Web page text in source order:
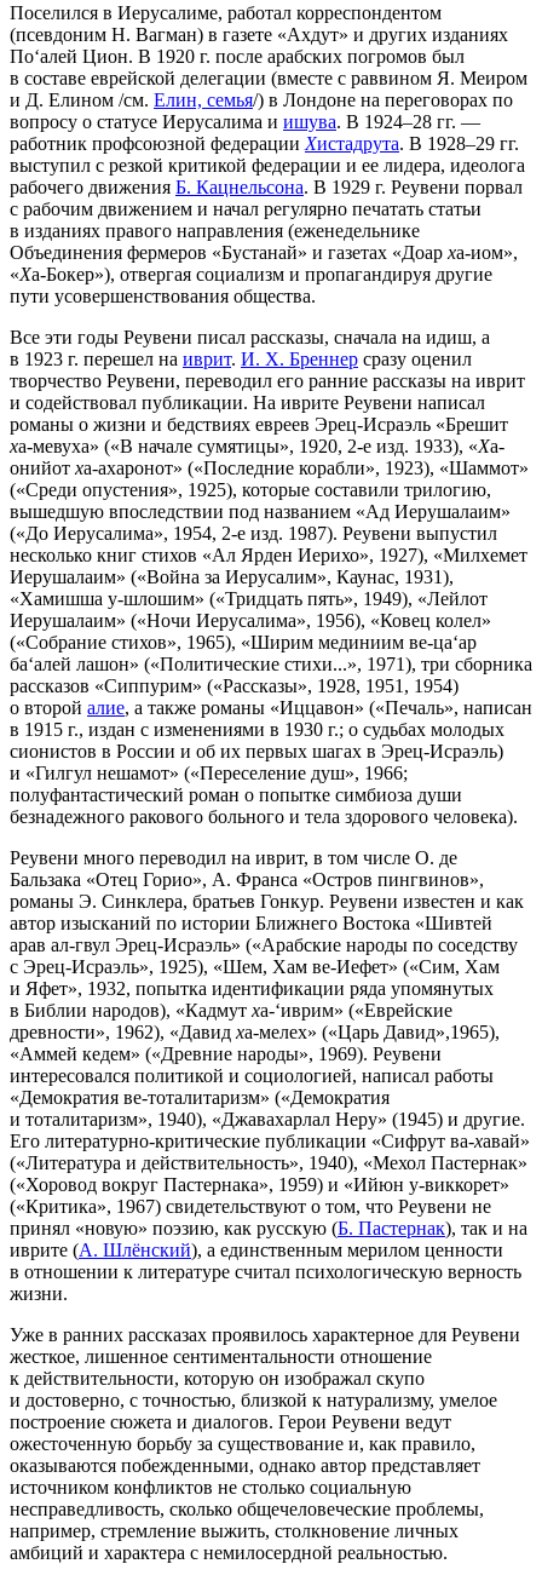
Поселился в Иерусалиме, работал корреспондентом
(псевдоним Н. Вагман) в газете «Ахдут» и других изданиях
По‘алей Цион. В 1920 г. после арабских погромов был
в составе еврейской делегации (вместе с раввином Я. Меиром
и Д. Елином /см. Елин, семья/) в Лондоне на переговорах по
вопросу о статусе Иерусалима и ишува. В 1924–28 гг. —
работник профсоюзной федерации Хистадрута. В 1928–29 гг.
выступил с резкой критикой федерации и ее лидера, идеолога
рабочего движения Б. Кацнельсона. В 1929 г. Реувени порвал
с рабочим движением и начал регулярно печатать статьи
в изданиях правого направления (еженедельнике
Объединения фермеров «Бустанай» и газетах «Доар ха-иом»,
«Ха-Бокер»), отвергая социализм и пропагандируя другие
пути усовершенствования общества.
Все эти годы Реувени писал рассказы, сначала на идиш, а
в 1923 г. перешел на иврит. И. Х. Бреннер сразу оценил
творчество Реувени, переводил его ранние рассказы на иврит
и содействовал публикации. На иврите Реувени написал
романы о жизни и бедствиях евреев Эрец-Исраэль «Брешит
ха-мевуха» («В начале сумятицы», 1920, 2-е изд. 1933), «Ха-
онийот ха-ахаронот» («Последние корабли», 1923), «Шаммот»
(«Среди опустения», 1925), которые составили трилогию,
вышедшую впоследствии под названием «Ад Иерушалаим»
(«До Иерусалима», 1954, 2-е изд. 1987). Реувени выпустил
несколько книг стихов «Ал Ярден Иерихо», 1927), «Милхемет
Иерушалаим» («Война за Иерусалим», Каунас, 1931),
«Хамишша у-шлошим» («Тридцать пять», 1949), «Лейлот
Иерушалаим» («Ночи Иерусалима», 1956), «Ковец колел»
(«Собрание стихов», 1965), «Ширим мединиим ве-ца‘ар
ба‘алей лашон» («Политические стихи...», 1971), три сборника
рассказов «Сиппурим» («Рассказы», 1928, 1951, 1954)
о второй алие, а также романы «Иццавон» («Печаль», написан
в 1915 г., издан с изменениями в 1930 г.; о судьбах молодых
сионистов в России и об их первых шагах в Эрец-Исраэль)
и «Гилгул нешамот» («Переселение душ», 1966;
полуфантастический роман о попытке симбиоза души
безнадежного ракового больного и тела здорового человека).
Реувени много переводил на иврит, в том числе О. де
Бальзака «Отец Горио», А. Франса «Остров пингвинов»,
романы Э. Синклера, братьев Гонкур. Реувени известен и как
автор изысканий по истории Ближнего Востока «Шивтей
арав ал-гвул Эрец-Исраэль» («Арабские народы по соседству
с Эрец-Исраэль», 1925), «Шем, Хам ве-Иефет» («Сим, Хам
и Яфет», 1932, попытка идентификации ряда упомянутых
в Библии народов), «Кадмут ха-‘иврим» («Еврейские
древности», 1962), «Давид ха-мелех» («Царь Давид»,1965),
«Аммей кедем» («Древние народы», 1969). Реувени
интересовался политикой и социологией, написал работы
«Демократия ве-тоталитаризм» («Демократия
и тоталитаризм», 1940), «Джавахарлал Неру» (1945) и другие.
Его литературно-критические публикации «Сифрут ва-хавай»
(«Литература и действительность», 1940), «Мехол Пастернак»
(«Хоровод вокруг Пастернака», 1959) и «Ийюн у-виккорет»
(«Критика», 1967) свидетельствуют о том, что Реувени не
принял «новую» поэзию, как русскую (Б. Пастернак), так и на
иврите (А. Шлёнский), а единственным мерилом ценности
в отношении к литературе считал психологическую верность
жизни.
Уже в ранних рассказах проявилось характерное для Реувени
жесткое, лишенное сентиментальности отношение
к действительности, которую он изображал скупо
и достоверно, с точностью, близкой к натурализму, умелое
построение сюжета и диалогов. Герои Реувени ведут
ожесточенную борьбу за существование и, как правило,
оказываются побежденными, однако автор представляет
источником конфликтов не столько социальную
несправедливость, сколько общечеловеческие проблемы,
например, стремление выжить, столкновение личных
амбиций и характера с немилосердной реальностью.